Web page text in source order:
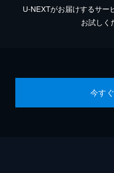
U-NEXTがお届けするサー
お試しく
今す